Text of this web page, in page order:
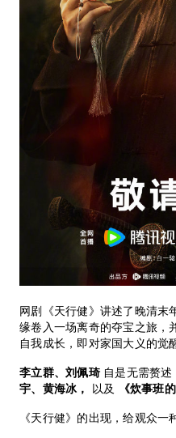
网剧《天行健》讲述了晚清末
缘卷入一场离奇的夺宝之旅，
自我成长，即对家国大义的觉
李立群、刘佩琦 自是无需赘
宇、黄海冰，
以及 《炊事班
《天行健》的出现，给观众一